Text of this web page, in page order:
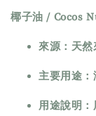
椰子油 / Cocos
來源：天然
主要用途：
用途說明